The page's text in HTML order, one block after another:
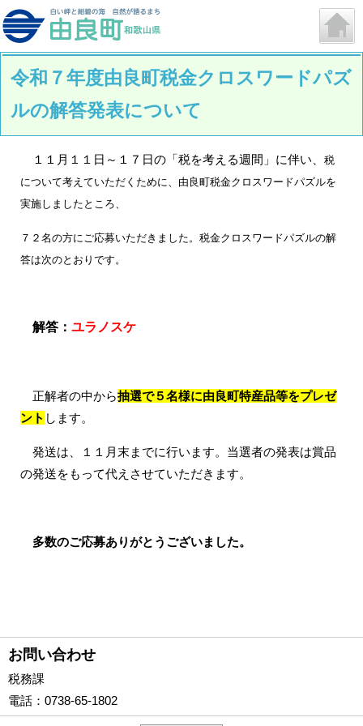
令和７年度由良町税金クロスワードパズ
ルの解答発表について
１１月１１日～１７日の「税を考える週間」に伴い、 税
について考えていただくために、由良町税金クロスワードパズルを
実施しましたところ、
７２名の方にご応募いただきました。 税金クロスワードパズルの解
答は次のとおりです。
解答： ユラノスケ
正解者の中から抽選で５名様に由良町特産品等をプレゼ
ント します。
発送は、１１月末までに行います。当選者の発表は賞品
の発送をもって代えさせていただきます。
多数のご応募ありがとうございました。
お問い合わせ
税務課
電話 ：0738-65-1802